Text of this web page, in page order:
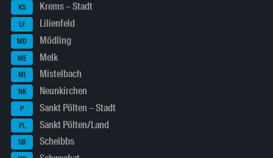
KS Krems – Stadt
LF Lilienfeld
MD Mödling
ME Melk
MI Mistelbach
NK Neunkirchen
P Sankt Pölten – Stadt
PL Sankt Pölten/Land
SB Scheibbs